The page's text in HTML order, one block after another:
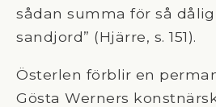
sådan summa för så dålig
sandjord” (Hjärre, s. 151).
Österlen förblir en
Gösta Werners